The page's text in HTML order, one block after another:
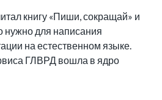
книгу «Пиши, сокращай» и
нужно для написания
на естественном языке.
ГЛВРД вошла в ядро